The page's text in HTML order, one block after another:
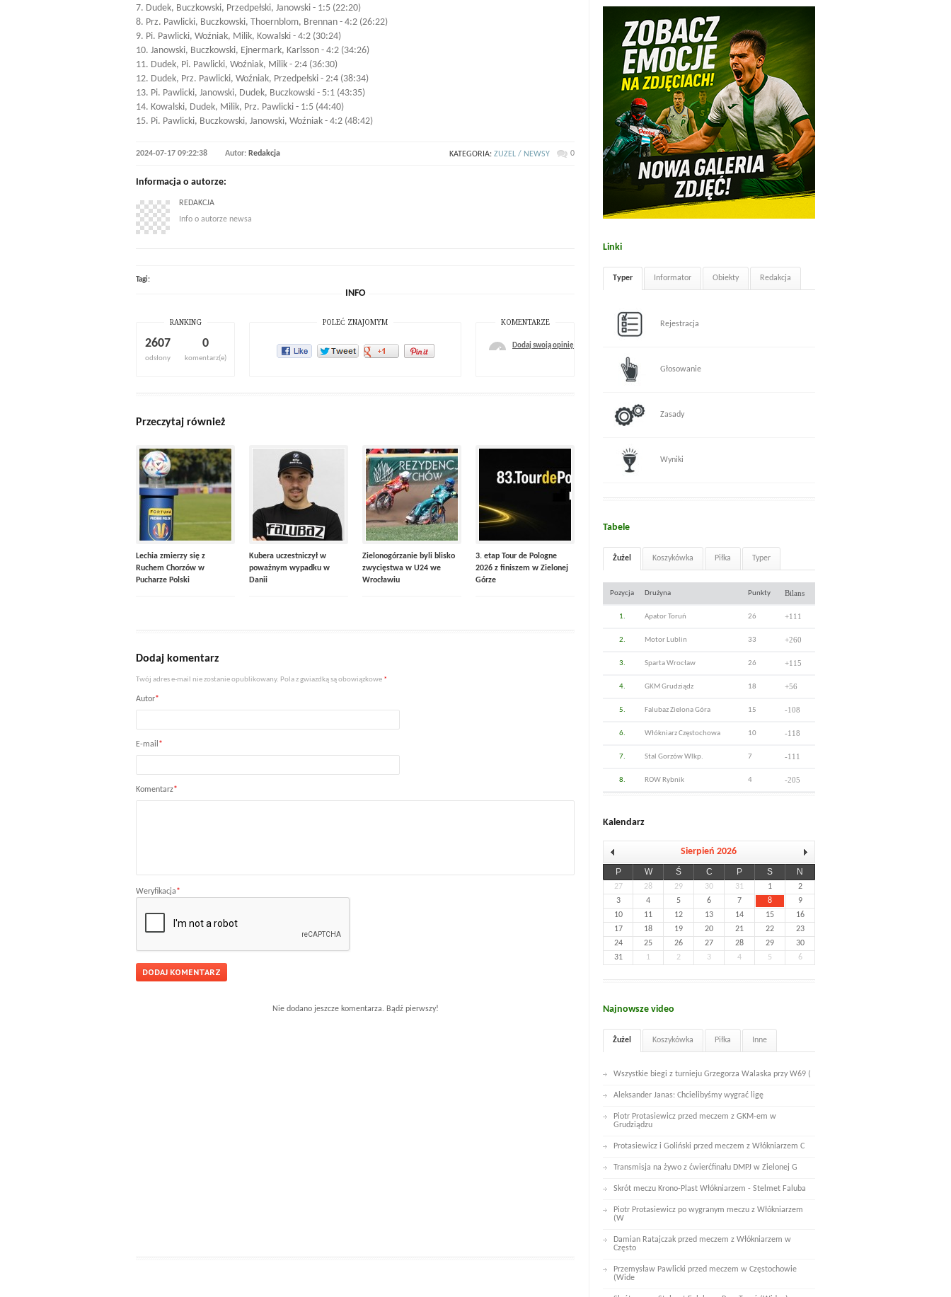
7. Dudek, Buczkowski, Przedpełski, Janowski - 1:5 (22:20)
8. Prz. Pawlicki, Buczkowski, Thoernblom, Brennan - 4:2 (26:22)
9. Pi. Pawlicki, Woźniak, Milik, Kowalski - 4:2 (30:24)
10. Janowski, Buczkowski, Ejnermark, Karlsson - 4:2 (34:26)
11. Dudek, Pi. Pawlicki, Woźniak, Milik - 2:4 (36:30)
12. Dudek, Prz. Pawlicki, Woźniak, Przedpełski - 2:4 (38:34)
13. Pi. Pawlicki, Janowski, Dudek, Buczkowski - 5:1 (43:35)
14. Kowalski, Dudek, Milik, Prz. Pawlicki - 1:5 (44:40)
15. Pi. Pawlicki, Buczkowski, Janowski, Woźniak - 4:2 (48:42)
2024-07-17 09:22:38 Autor: Redakcja KATEGORIA: ZUZEL / NEWSY 0
Informacja o autorze:
REDAKCJA
Info o autorze newsa
Tagi:
INFO
RANKING
2607
odsłony
0
komentarz(e)
KOMENTARZE
Dodaj swoją opinię
POLEĆ ZNAJOMYM
Przeczytaj również
Lechia zmierzy się z
Ruchem Chorzów w
Pucharze Polski
Kubera uczestniczył w
poważnym wypadku w
Danii
Zielonogórzanie byli blisko
zwycięstwa w U24 we
Wrocławiu
3. etap Tour de Pologne
2026 z finiszem w Zielonej
Górze
Dodaj komentarz
Twój adres e-mail nie zostanie opublikowany. Pola z gwiazdką są obowiązkowe *
Autor*
E-mail *
Komentarz*
Weryfikacja*
Nie dodano jeszcze komentarza. Bądź pierwszy!
Linki
Typer Informator Obiekty Redakcja
Rejestracja
Głosowanie
Zasady
Wyniki
Tabele
Żużel Koszykówka Piłka Typer
Pozycja Drużyna Punkty Bilans
1. Apator Toruń 26 +111
2. Motor Lublin 33 +260
3. Sparta Wrocław 26 +115
4. GKM Grudziądz 18 +56
5. Falubaz Zielona Góra 15 -108
6. Włókniarz Częstochowa 10 -118
7. Stal Gorzów Wlkp. 7 -111
8. ROW Rybnik 4 -205
Kalendarz
Sierpień 2026
P W Ś C P S N
27 28 29 30 31 1
2
3
4 5 6 7 8
9
10
11 12 13 14 15
16
17
18 19 20 21 22
23
24
25 26 27 28 29
30
31
1 2 3 4 5 6
Najnowsze video
Żużel Koszykówka Piłka Inne
Wszystkie biegi z turnieju Grzegorza Walaska przy W69 (
Aleksander Janas: Chcielibyśmy wygrać ligę
Piotr Protasiewicz przed meczem z GKM-em w
Grudziądzu
Protasiewicz i Goliński przed meczem z Włókniarzem C
Transmisja na żywo z ćwierćfinału DMPJ w Zielonej G
Skrót meczu Krono-Plast Włókniarzem - Stelmet Faluba
Piotr Protasiewicz po wygranym meczu z Włókniarzem
(W
Damian Ratajczak przed meczem z Włókniarzem w
Często
Przemysław Pawlicki przed meczem w Częstochowie
(Wide